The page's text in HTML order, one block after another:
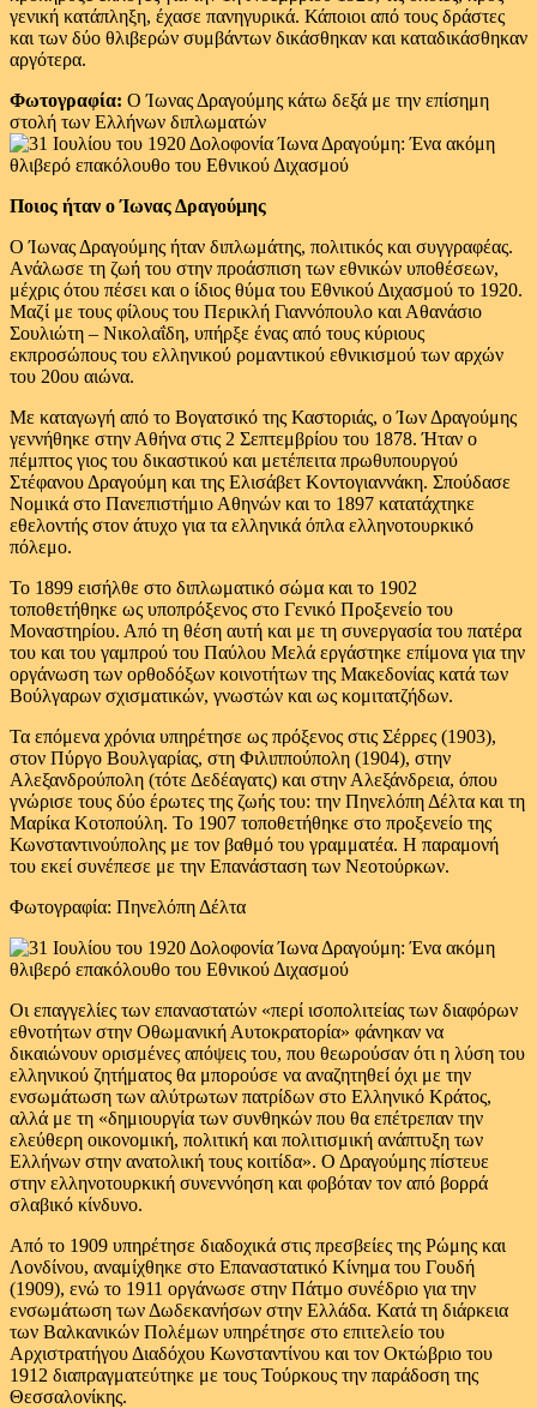
γενική κατάπληξη, έχασε πανηγυρικά. Κάποιοι από τους δράστες
και των δύο θλιβερών συμβάντων δικάσθηκαν και καταδικάσθηκαν
αργότερα.
Φωτογραφία: O Ίωνας Δραγούμης κάτω δεξά με την επίσημη
στολή των Ελλήνων διπλωματών
Ποιος ήταν ο Ίωνας Δραγούμης
Ο Ίωνας Δραγούμης ήταν διπλωμάτης, πολιτικός και συγγραφέας.
Aνάλωσε τη ζωή του στην προάσπιση των εθνικών υποθέσεων,
μέχρις ότου πέσει και ο ίδιος θύμα του Εθνικού Διχασμού το 1920.
Μαζί με τους φίλους του Περικλή Γιαννόπουλο και Αθανάσιο
Σουλιώτη – Νικολαΐδη, υπήρξε ένας από τους κύριους
εκπροσώπους του ελληνικού ρομαντικού εθνικισμού των αρχών
του 20ου αιώνα.
Με καταγωγή από το Βογατσικό της Καστοριάς, ο Ίων Δραγούμης
γεννήθηκε στην Αθήνα στις 2 Σεπτεμβρίου του 1878. Ήταν ο
πέμπτος γιος του δικαστικού και μετέπειτα πρωθυπουργού
Στέφανου Δραγούμη και της Ελισάβετ Κοντογιαννάκη. Σπούδασε
Νομικά στο Πανεπιστήμιο Αθηνών και το 1897 κατατάχτηκε
εθελοντής στον άτυχο για τα ελληνικά όπλα ελληνοτουρκικό
πόλεμο.
Το 1899 εισήλθε στο διπλωματικό σώμα και το 1902
τοποθετήθηκε ως υποπρόξενος στο Γενικό Προξενείο του
Μοναστηρίου. Από τη θέση αυτή και με τη συνεργασία του πατέρα
του και του γαμπρού του Παύλου Μελά εργάστηκε επίμονα για την
οργάνωση των ορθοδόξων κοινοτήτων της Μακεδονίας κατά των
Βούλγαρων σχισματικών, γνωστών και ως κομιτατζήδων.
Τα επόμενα χρόνια υπηρέτησε ως πρόξενος στις Σέρρες (1903),
στον Πύργο Βουλγαρίας, στη Φιλιππούπολη (1904), στην
Αλεξανδρούπολη (τότε Δεδέαγατς) και στην Αλεξάνδρεια, όπου
γνώρισε τους δύο έρωτες της ζωής του: την Πηνελόπη Δέλτα και τη
Μαρίκα Κοτοπούλη. Το 1907 τοποθετήθηκε στο προξενείο της
Κωνσταντινούπολης με τον βαθμό του γραμματέα. Η παραμονή
του εκεί συνέπεσε με την Επανάσταση των Νεοτούρκων.
Φωτογραφία: Πηνελόπη Δέλτα
Οι επαγγελίες των επαναστατών «περί ισοπολιτείας των διαφόρων
εθνοτήτων στην Οθωμανική Αυτοκρατορία» φάνηκαν να
δικαιώνουν ορισμένες απόψεις του, που θεωρούσαν ότι η λύση του
ελληνικού ζητήματος θα μπορούσε να αναζητηθεί όχι με την
ενσωμάτωση των αλύτρωτων πατρίδων στο Ελληνικό Κράτος,
αλλά με τη «δημιουργία των συνθηκών που θα επέτρεπαν την
ελεύθερη οικονομική, πολιτική και πολιτισμική ανάπτυξη των
Ελλήνων στην ανατολική τους κοιτίδα». Ο Δραγούμης πίστευε
στην ελληνοτουρκική συνεννόηση και φοβόταν τον από βορρά
σλαβικό κίνδυνο.
Από το 1909 υπηρέτησε διαδοχικά στις πρεσβείες της Ρώμης και
Λονδίνου, αναμίχθηκε στο Επαναστατικό Κίνημα του Γουδή
(1909), ενώ το 1911 οργάνωσε στην Πάτμο συνέδριο για την
ενσωμάτωση των Δωδεκανήσων στην Ελλάδα. Κατά τη διάρκεια
των Βαλκανικών Πολέμων υπηρέτησε στο επιτελείο του
Αρχιστρατήγου Διαδόχου Κωνσταντίνου και τον Οκτώβριο του
1912 διαπραγματεύτηκε με τους Τούρκους την παράδοση της
Θεσσαλονίκης.